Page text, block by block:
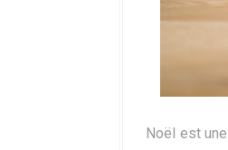
Noël est